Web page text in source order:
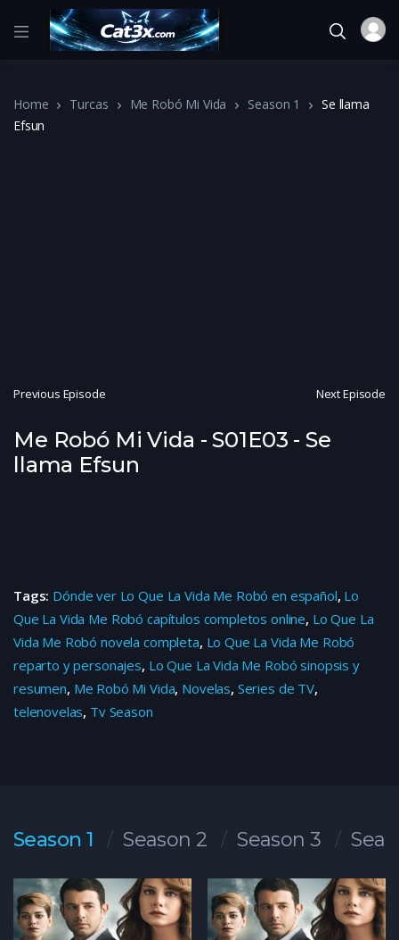
Home Turcas Me Robó Mi Vida Season 1
Se llama
Efsun
Previous Episode Next Episode
Me Robó Mi Vida - S01E03 - Se
llama Efsun
Tags: Dónde ver Lo Que La Vida Me Robó en español, Lo
Que La Vida Me Robó capítulos completos online, Lo Que La
Vida Me Robó novela completa, Lo Que La Vida Me Robó
reparto y personajes, Lo Que La Vida Me Robó sinopsis y
resumen, Me Robó Mi Vida, Novelas, Series de TV,
telenovelas, Tv Season
Season 1 Season 2 Season 3